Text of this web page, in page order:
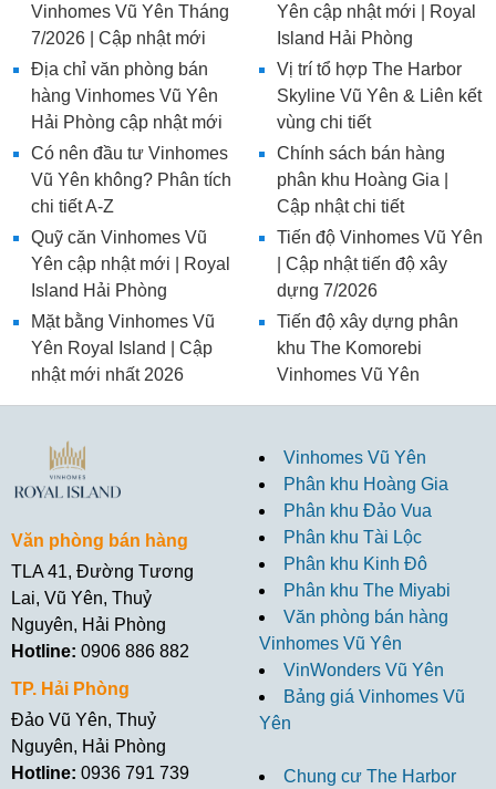
Yên cập nhật mới | Royal
Island Hải Phòng
Vị trí tổ hợp The Harbor
Skyline Vũ Yên & Liên kết
vùng chi tiết
Chính sách bán hàng
phân khu Hoàng Gia |
Cập nhật chi tiết
Tiến độ Vinhomes Vũ Yên
| Cập nhật tiến độ xây
dựng 7/2026
Tiến độ xây dựng phân
khu The Komorebi
Vinhomes Vũ Yên
Vinhomes Vũ Yên Tháng
7/2026 | Cập nhật mới
Địa chỉ văn phòng bán
hàng Vinhomes Vũ Yên
Hải Phòng cập nhật mới
Có nên đầu tư Vinhomes
Vũ Yên không? Phân tích
chi tiết A-Z
Quỹ căn Vinhomes Vũ
Yên cập nhật mới | Royal
Island Hải Phòng
Mặt bằng Vinhomes Vũ
Yên Royal Island | Cập
nhật mới nhất 2026
Văn phòng bán hàng
TLA 41, Đường Tương
Lai, Vũ Yên, Thuỷ
Nguyên, Hải Phòng
Hotline: 0906 886 882
TP. Hải Phòng
Đảo Vũ Yên, Thuỷ
Nguyên, Hải Phòng
Hotline: 0936 791 739
Vinhomes Vũ Yên
Phân khu Hoàng Gia
Phân khu Đảo Vua
Phân khu Tài Lộc
Phân khu Kinh Đô
Phân khu The Miyabi
Văn phòng bán hàng
Vinhomes Vũ Yên
VinWonders Vũ Yên
Bảng giá Vinhomes Vũ
Yên
Chung cư The Harbor